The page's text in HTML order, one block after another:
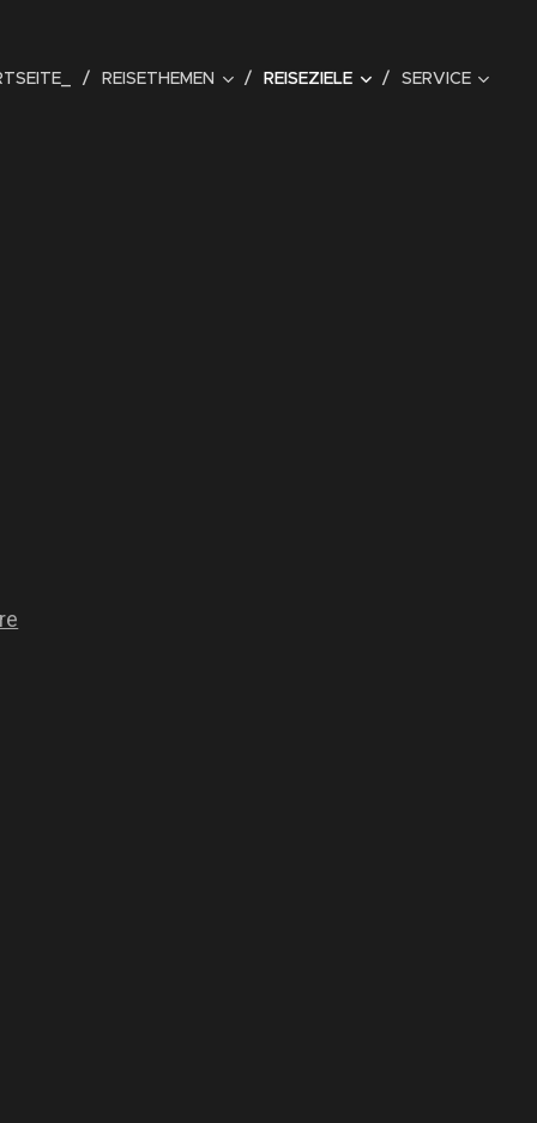
REISETHEMEN REISEZIELE SERVICE